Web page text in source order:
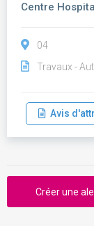
Centre
04
Travaux -
Avis
Créer une